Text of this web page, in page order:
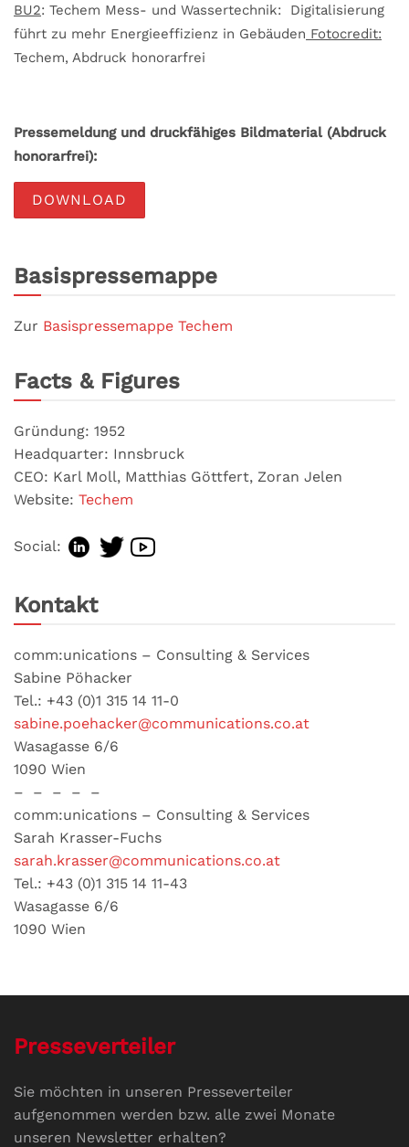
BU2: Techem Mess- und Wassertechnik: Digitalisierung
führt zu mehr Energieeffizienz in Gebäuden Fotocredit:
Techem, Abdruck honorarfrei
Pressemeldung und druckfähiges Bildmaterial (Abdruck
honorarfrei):
DOWNLOAD
Basispressemappe
Zur Basispressemappe Techem
Facts & Figures
Gründung: 1952
Headquarter: Innsbruck
CEO: Karl Moll, Matthias Göttfert, Zoran Jelen
Website: Techem
Social:
Kontakt
comm:unications – Consulting & Services
Sabine Pöhacker
Tel.: +43 (0)1 315 14 11-0
sabine.poehacker@communications.co.at
Wasagasse 6/6
1090 Wien
– – – – –
comm:unications – Consulting & Services
Sarah Krasser-Fuchs
sarah.krasser@communications.co.at
Tel.: +43 (0)1 315 14 11-43
Wasagasse 6/6
1090 Wien
Presseverteiler
Sie möchten in unseren Presseverteiler
aufgenommen werden bzw. alle zwei Monate
unseren Newsletter erhalten?